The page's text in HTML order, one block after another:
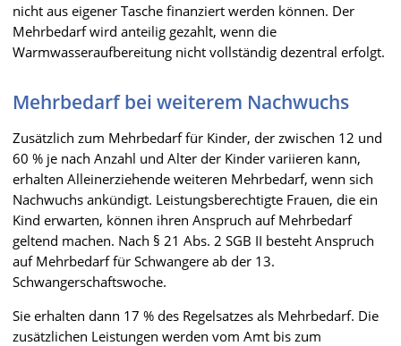
nicht aus eigener Tasche finanziert werden können. Der
Mehrbedarf wird anteilig gezahlt, wenn die
Warmwasseraufbereitung nicht vollständig dezentral erfolgt.
Mehrbedarf bei weiterem Nachwuchs
Zusätzlich zum Mehrbedarf für Kinder, der zwischen 12 und
60 % je nach Anzahl und Alter der Kinder variieren kann,
erhalten Alleinerziehende weiteren Mehrbedarf, wenn sich
Nachwuchs ankündigt. Leistungsberechtigte Frauen, die ein
Kind erwarten, können ihren Anspruch auf Mehrbedarf
geltend machen. Nach § 21 Abs. 2 SGB II besteht Anspruch
auf Mehrbedarf für Schwangere ab der 13.
Schwangerschaftswoche.
Sie erhalten dann 17 % des Regelsatzes als Mehrbedarf. Die
zusätzlichen Leistungen werden vom Amt bis zum